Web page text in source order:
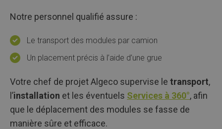
Notre personnel qualifié assure :
Le transport des modules par camion
Un placement précis à l’aide d’une grue
Votre chef de projet Algeco supervise le transport,
l’installation et les éventuels Services à 360°, afin
que le déplacement des modules se fasse de
manière sûre et efficace.